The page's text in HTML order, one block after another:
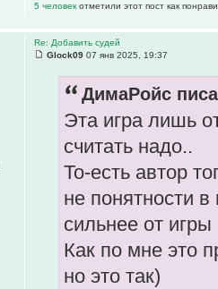
5 человек отметили этот пост как
Re: Добавить судей
Glock09 07 янв 2025, 19:37
ДимаРойс
Эта игра лишь
считать надо..
То-есть автор
не понятности
сильнее от игры
Как по мне это
но это так)